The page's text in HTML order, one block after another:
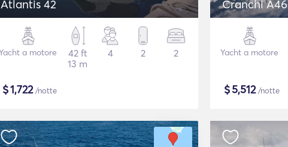
Atlantis 42
a motore
42 ft
13 m
4 2 2
$1,722/notte
Cranchi A46
Yacht a motore
$5,512/notte